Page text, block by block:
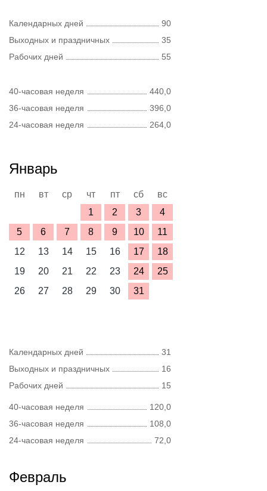
Календарных дней
90
Выходных и праздничных
35
Рабочих дней
55
40-часовая неделя
440,0
36-часовая неделя
396,0
24-часовая неделя
264,0
Январь
пн вт ср чт пт сб
вс
1
2 3
4
5
6 7 8 9 10
11
12
13 14 15 16 17
18
19
20 21 22 23 24
25
26
27 28 29 30 31
Календарных дней
31
Выходных и праздничных
16
Рабочих дней
15
40-часовая неделя
120,0
36-часовая неделя
108,0
24-часовая неделя
72,0
Февраль